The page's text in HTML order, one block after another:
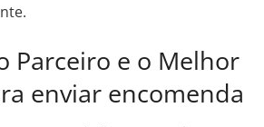
Parceiro e o Melhor
enviar encomenda